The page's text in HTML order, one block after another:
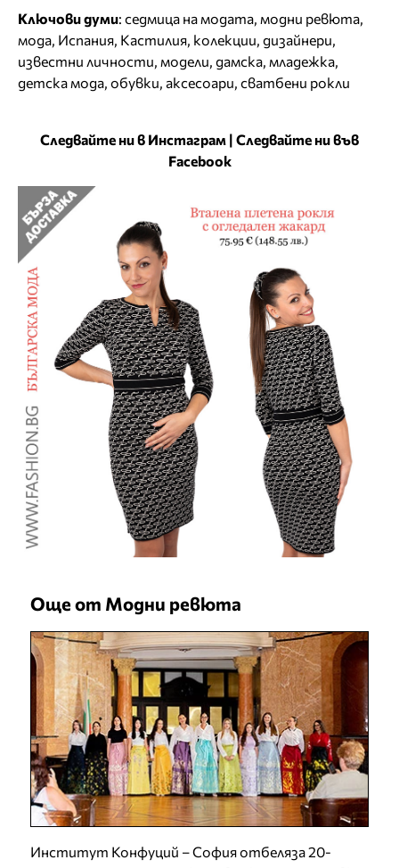
Ключови думи: седмица на модата, модни ревюта,
мода, Испания, Кастилия, колекции, дизайнери,
известни личности, модели, дамска, младежка,
детска мода, обувки, аксесоари, сватбени рокли
Следвайте ни в Инстаграм | Следвайте ни във
Facebook
Още от Модни ревюта
Институт Конфуций – София отбеляза 20-